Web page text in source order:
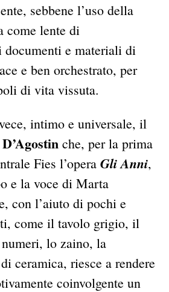
sebbene l’uso della
come lente di
e materiali di
e ben orchestrato, per
di vita vissuta.
intimo e universale, il
che, per la prima
Fies l’opera Gli Anni,
e la voce di Marta
con l’aiuto di pochi e
come il tavolo grigio, il
lo zaino, la
ceramica, riesce a rendere
coinvolgente un